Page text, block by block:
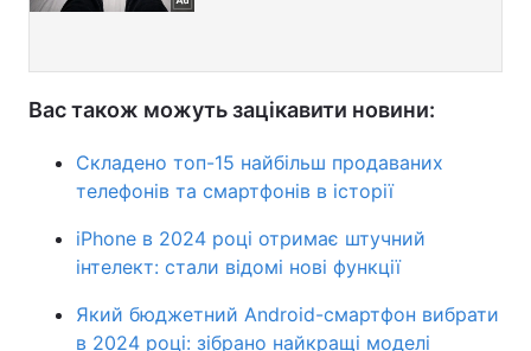
Вас також можуть зацікавити новини:
Складено топ-15 найбільш продаваних
телефонів та смартфонів в історії
iPhone в 2024 році отримає штучний
інтелект: стали відомі нові функції
Який бюджетний Android-смартфон вибрати
в 2024 році: зібрано найкращі моделі